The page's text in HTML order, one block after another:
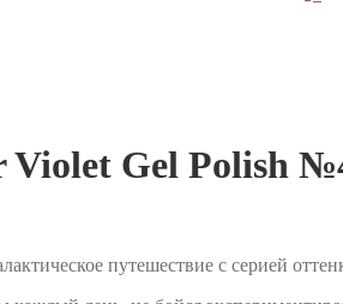
Violet Gel Polish
путешествие с серией